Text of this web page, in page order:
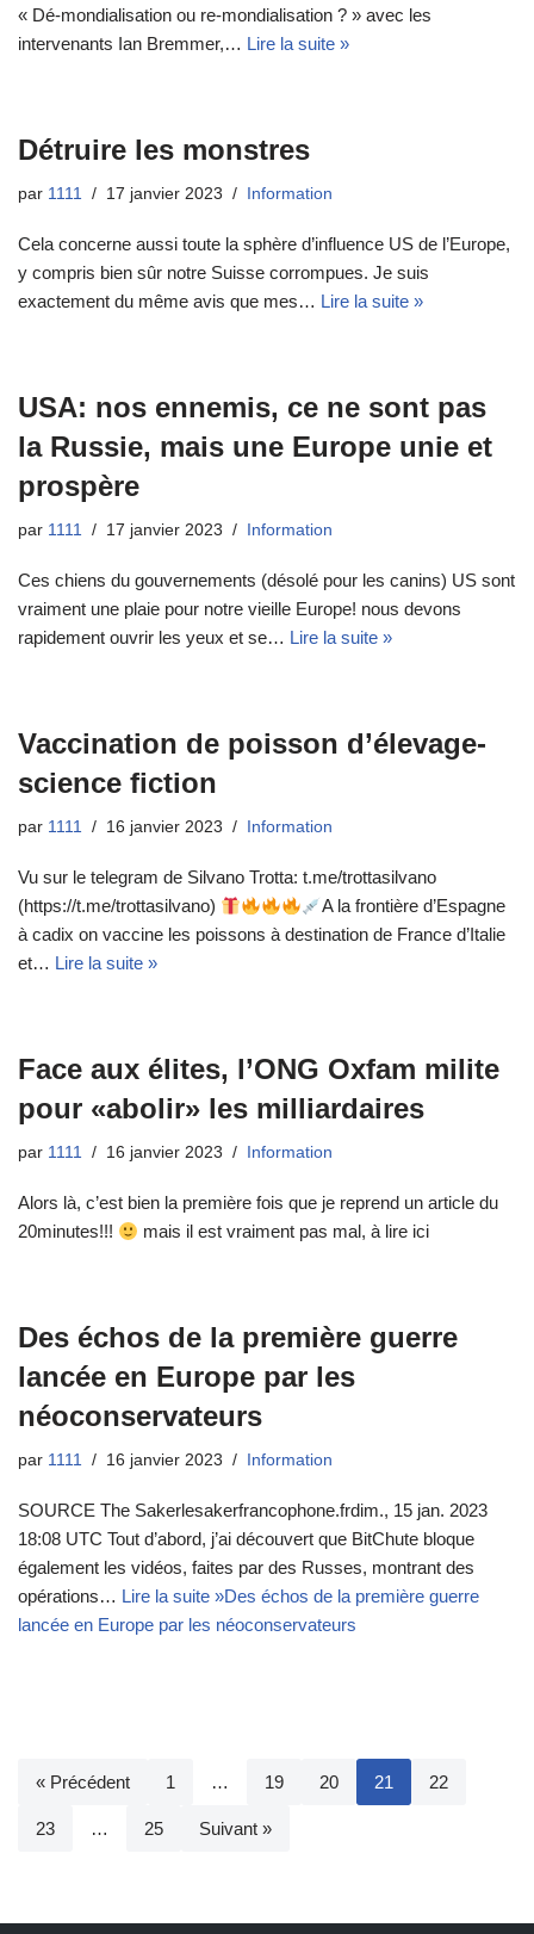
« Dé-mondialisation ou re-mondialisation ? » avec les
intervenants Ian Bremmer,… Lire la suite »
Détruire les monstres
par 1111 17 janvier 2023 Information
Cela concerne aussi toute la sphère d’influence US de l’Europe,
y compris bien sûr notre Suisse corrompues. Je suis
exactement du même avis que mes… Lire la suite »
USA: nos ennemis, ce ne sont pas
la Russie, mais une Europe unie et
prospère
par 1111 17 janvier 2023 Information
Ces chiens du gouvernements (désolé pour les canins) US sont
vraiment une plaie pour notre vieille Europe! nous devons
rapidement ouvrir les yeux et se… Lire la suite »
Vaccination de poisson d’élevage-
science fiction
par 1111 16 janvier 2023 Information
Vu sur le telegram de Silvano Trotta: t.me/trottasilvano
(https://t.me/trottasilvano)
A la frontière d’Espagne
à cadix on vaccine les poissons à destination de France d’Italie
et… Lire la suite »
Face aux élites, l’ONG Oxfam milite
pour «abolir» les milliardaires
par 1111 16 janvier 2023 Information
Alors là, c’est bien la première fois que je reprend un article du
20minutes!!!
mais il est vraiment pas mal, à lire ici
Des échos de la première guerre
lancée en Europe par les
néoconservateurs
par 1111 16 janvier 2023 Information
SOURCE The Sakerlesakerfrancophone.frdim., 15 jan. 2023
18:08 UTC Tout d’abord, j’ai découvert que BitChute bloque
également les vidéos, faites par des Russes, montrant des
opérations… Lire la suite »Des échos de la première guerre
lancée en Europe par les néoconservateurs
« Précédent 1 … 19 20 21 22
23 … 25 Suivant »